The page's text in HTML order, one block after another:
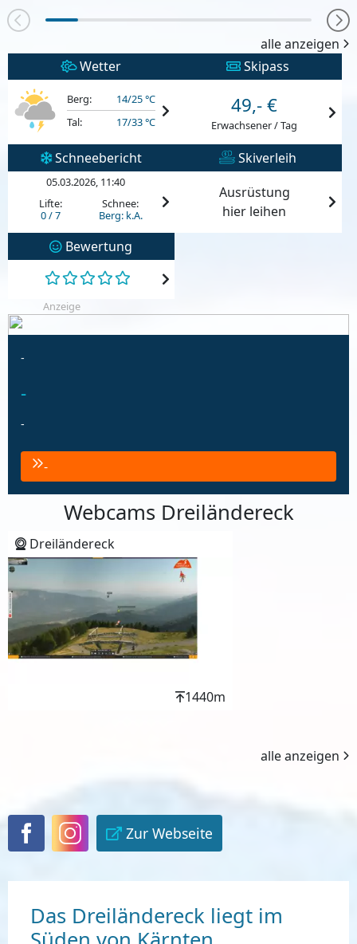
alle anzeigen
Wetter
Berg:
14/25 °C
Tal:
17/33 °C
Skipass
49,- €
Erwachsener / Tag
Schneebericht
05.03.2026, 11:40
Lifte:
0 / 7
Schnee:
Berg: k.A.
Skiverleih
Ausrüstung
hier leihen
Bewertung
Anzeige
-
-
-
-
Webcams Dreiländereck
Dreiländereck
Höhenwert
1440m
alle anzeigen
Zur Webseite
Das Dreiländereck liegt im